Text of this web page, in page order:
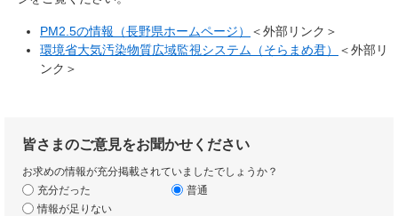
PM2.5の情報（長野県ホームページ）
＜外部リンク＞
環境省大気汚染物質広域監視システム（そらまめ君）
＜外部リ
ンク＞
皆さまのご意見をお聞かせください
お求めの情報が充分掲載されていましたでしょうか？
充分だった
普通
情報が足りない